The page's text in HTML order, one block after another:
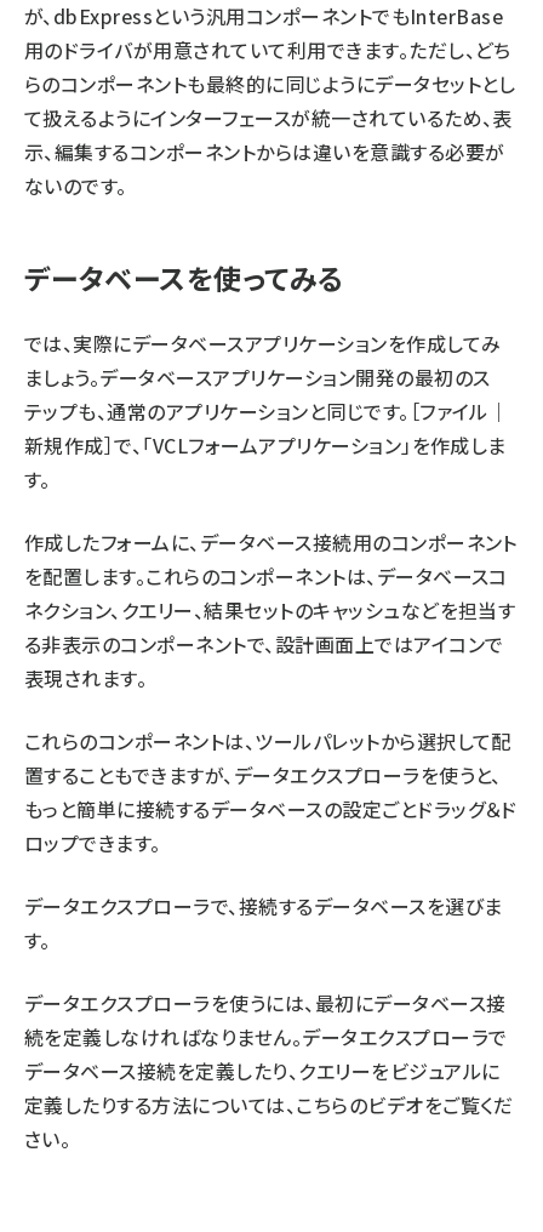
が、dbExpressという汎用コンポーネントでもInterBase
用のドライバが用意されていて利用できます。ただし、どち
らのコンポーネントも最終的に同じようにデータセットとし
て扱えるようにインターフェースが統一されているため、表
示、編集するコンポーネントからは違いを意識する必要が
ないのです。
データベースを使ってみる
では、実際にデータベースアプリケーションを作成してみ
ましょう。データベースアプリケーション開発の最初のス
テップも、通常のアプリケーションと同じです。［ファイル｜
新規作成］で、「VCLフォームアプリケーション」を作成しま
す。
作成したフォームに、データベース接続用のコンポーネント
を配置します。これらのコンポーネントは、データベースコ
ネクション、クエリー、結果セットのキャッシュなどを担当す
る非表示のコンポーネントで、設計画面上ではアイコンで
表現されます。
これらのコンポーネントは、ツールパレットから選択して配
置することもできますが、データエクスプローラを使うと、
もっと簡単に接続するデータベースの設定ごとドラッグ＆ド
ロップできます。
データエクスプローラで、接続するデータベースを選びま
す。
データエクスプローラを使うには、最初にデータベース接
続を定義しなければなりません。データエクスプローラで
データベース接続を定義したり、クエリーをビジュアルに
定義したりする方法については、こちらのビデオをご覧くだ
さい。